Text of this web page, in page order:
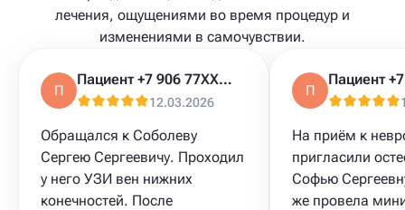
лечения, ощущениями во время процедур и
изменениями в самочувствии.
П
Пациент +7 906 77XXXXX
12.03.2026
Обращался к Соболеву
Сергею Сергеевичу. Проходил
у него УЗИ вен нижних
конечностей. После
П
На приём к
пригласили
Софью
же провела